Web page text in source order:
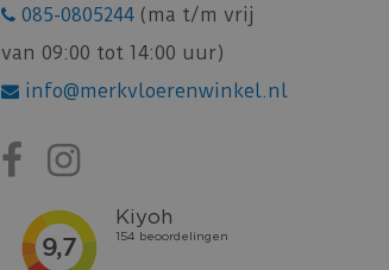
085-0805244 (ma t/m vrij
van 09:00 tot 14:00 uur)
info@merkvloerenwinkel.nl